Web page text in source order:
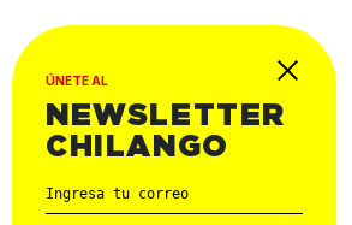
ÚNETE AL
NEWSLETTER
CHILANGO